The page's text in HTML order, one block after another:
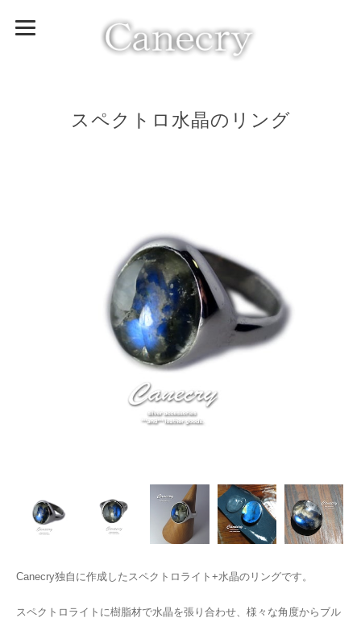
スペクトロ水晶のリング
Canecry独自に作成したスペクトロライト+水晶のリングです。
スペクトロライトに樹脂材で水晶を張り合わせ、様々な角度からブル